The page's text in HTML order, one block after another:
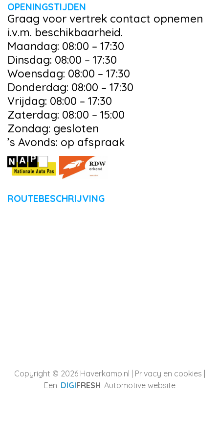
OPENINGSTIJDEN
Graag voor vertrek contact opnemen
i.v.m. beschikbaarheid.
Maandag: 08:00 – 17:30
Dinsdag: 08:00 – 17:30
Woensdag: 08:00 – 17:30
Donderdag: 08:00 – 17:30
Vrijdag: 08:00 – 17:30
Zaterdag: 08:00 – 15:00
Zondag: gesloten
’s Avonds: op afspraak
ROUTEBESCHRIJVING
Copyright © 2026 Haverkamp.nl | Privacy en cookies
Een DIGIFRESH Automotive website